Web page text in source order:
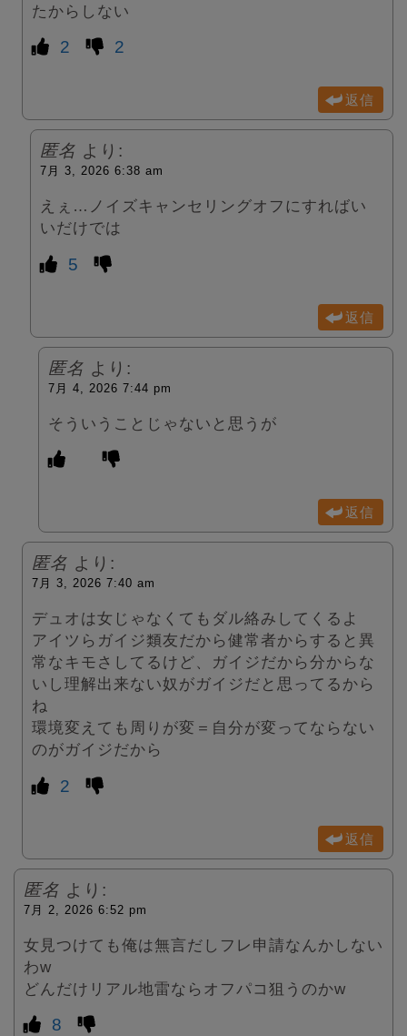
たからしない
2 2
返信
匿名 より:
7月 3, 2026 6:38 am
えぇ…ノイズキャンセリングオフにすればい
いだけでは
5
返信
匿名 より:
7月 4, 2026 7:44 pm
そういうことじゃないと思うが
返信
匿名 より:
7月 3, 2026 7:40 am
デュオは女じゃなくてもダル絡みしてくるよ
アイツらガイジ類友だから健常者からすると異
常なキモさしてるけど、ガイジだから分からな
いし理解出来ない奴がガイジだと思ってるから
ね
環境変えても周りが変＝自分が変ってならない
のがガイジだから
2
返信
匿名 より:
7月 2, 2026 6:52 pm
女見つけても俺は無言だしフレ申請なんかしない
わw
どんだけリアル地雷ならオフパコ狙うのかw
8